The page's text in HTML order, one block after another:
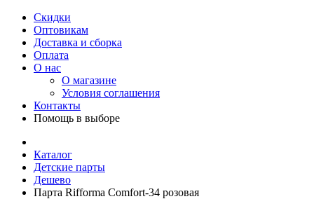
Скидки
Оптовикам
Доставка и сборка
Оплата
О нас
О магазине
Условия соглашения
Контакты
Помощь в выборе
Каталог
Детские парты
Дешево
Парта Rifforma Comfort-34 розовая